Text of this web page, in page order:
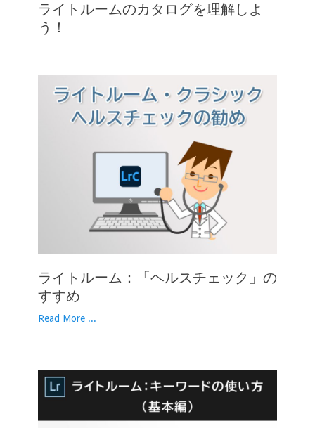
ライトルームのカタログを理解しよ
う！
ライトルーム：「ヘルスチェック」の
すすめ
Read More ...